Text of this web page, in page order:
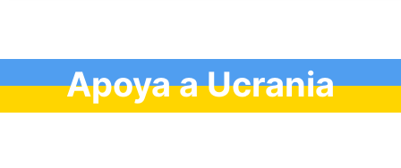
Apoya a Ucrania